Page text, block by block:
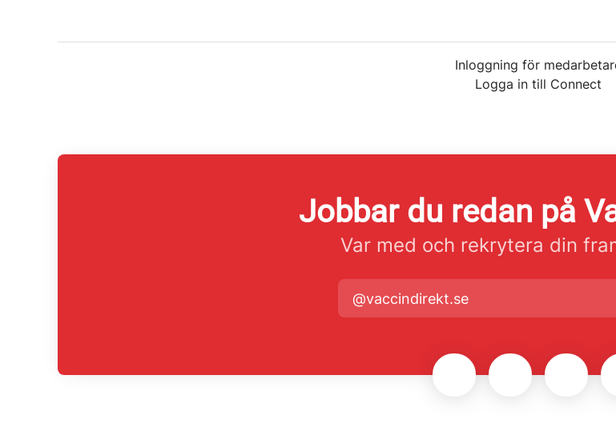
Inloggning för
Logga in till Connect
Jobbar du redan på
Var med och rekrytera din
@vaccindirekt.se